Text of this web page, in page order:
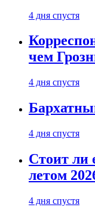
4 дня спустя
чем
4 дня спустя
4 дня спустя
Стоит ли
летом
4 дня спустя